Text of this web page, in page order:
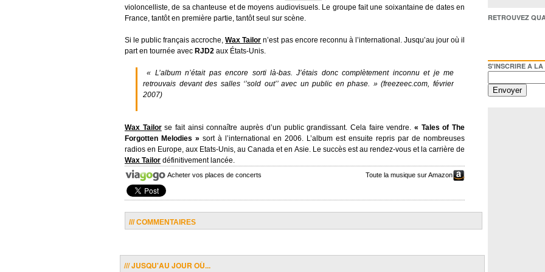
violoncelliste, de sa chanteuse et de moyens audiovisuels. Le groupe fait une soixantaine de dates en
France, tantôt en première partie, tantôt seul sur scène.
Si le public français accroche,Wax Tailor n’est pas encore reconnu à l’international. Jusqu’au jour où il
part en tournée avec RJD2 aux États-Unis.
« L’album n’était pas encore sorti là-bas. J’étais donc complètement inconnu et je me
retrouvais devant des salles ‘’sold out’’ avec un public en phase. »(freezeec.com, février
2007)
Wax Tailorse fait ainsi connaître auprès d’un public grandissant. Cela faire vendre. « Tales of The
Forgotten Melodies » sort à l’international en 2006. L’album est ensuite repris par de nombreuses
radios en Europe, aux Etats-Unis, au Canada et en Asie. Le succès est au rendez-vous et la carrière de
Wax Tailor définitivement lancée.
Acheter vos places de concerts Toute la musique sur Amazon
/// COMMENTAIRES
/// JUSQU'AU JOUR OÙ...
RETROUVEZ
S'INSCRIRE A LA